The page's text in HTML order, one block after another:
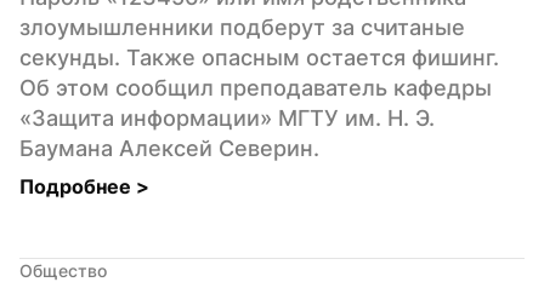
злоумышленники подберут за считаные
секунды. Также опасным остается фишинг.
Об этом сообщил преподаватель кафедры
«Защита информации» МГТУ им. Н. Э.
Баумана Алексей Северин.
Подробнее >
Общество